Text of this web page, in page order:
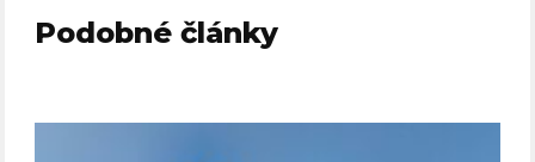
Podobné články